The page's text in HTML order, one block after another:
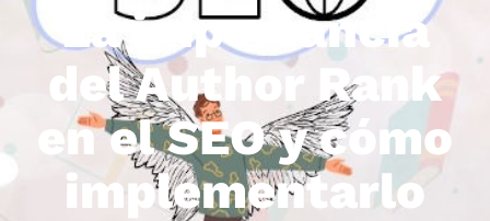
La importancia
del Author Rank
en el SEO y cómo
implementarlo